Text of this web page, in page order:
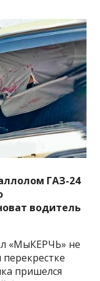
ГАЗ-24
водитель
«МыКЕРЧЬ» не
пришелся